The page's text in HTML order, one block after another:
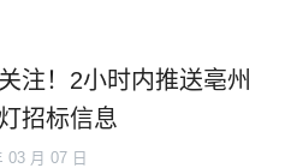
注！2小时内推送亳州
招标信息
03 月 07 日